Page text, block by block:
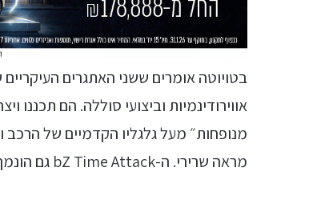
אווירודינמיות וביצועי סוללה. הם תכננו
מנופחות״ מעל גלגליו הקדמיים של הרכב
מראה שרירי. ה-bZ Time Attack גם הונמך ב-15 ס"מ בהשוואה למקבילו המיועד לכביש הציבורי.